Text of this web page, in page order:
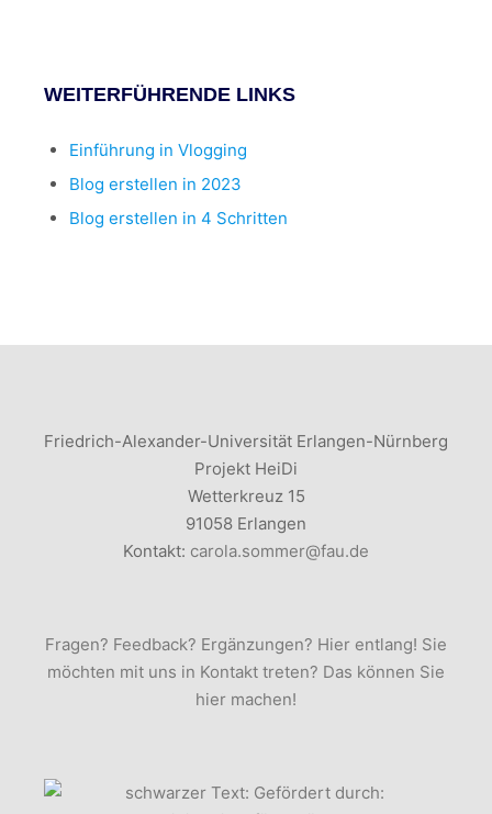
WEITERFÜHRENDE LINKS
Einführung in Vlogging
Blog erstellen in 2023
Blog erstellen in 4 Schritten
Friedrich-Alexander-Universität Erlangen-Nürnberg
Projekt HeiDi
Wetterkreuz 15
91058 Erlangen
Kontakt: carola.sommer@fau.de
Fragen? Feedback? Ergänzungen? Hier entlang! Sie
möchten mit uns in Kontakt treten? Das können Sie
hier machen!